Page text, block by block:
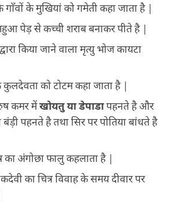
गाँवों के मुखियां को गमेती कहा जाता है |
पेड़ से कच्ची शराब बनाकर पीते है |
किया जाने वाला मृत्यु भोज कायटा
कुलदेवता को टोटम कहा जाता है |
कमर मेंखोयतु या डेपाडापहनते है और
पहनते है तथा सिर पर पोतिया बांधते है
का अंगोछा फालु कहलाता है |
का चित्र विवाह के समय दीवार पर